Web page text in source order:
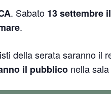
. Sabato 13 settembre
.
della serata saranno il
il pubblico nella